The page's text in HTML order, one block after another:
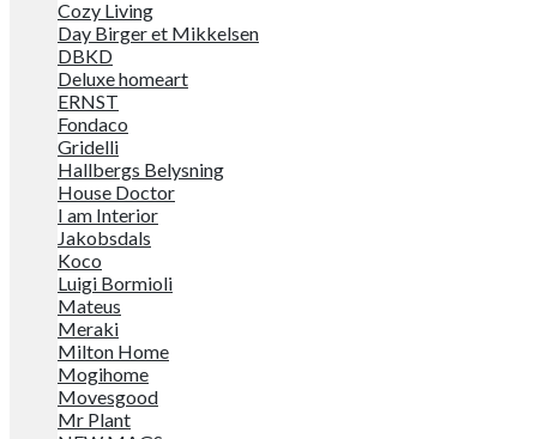
Cozy Living
Day Birger et Mikkelsen
DBKD
Deluxe homeart
ERNST
Fondaco
Gridelli
Hallbergs Belysning
House Doctor
I am Interior
Jakobsdals
Koco
Luigi Bormioli
Mateus
Meraki
Milton Home
Mogihome
Movesgood
Mr Plant